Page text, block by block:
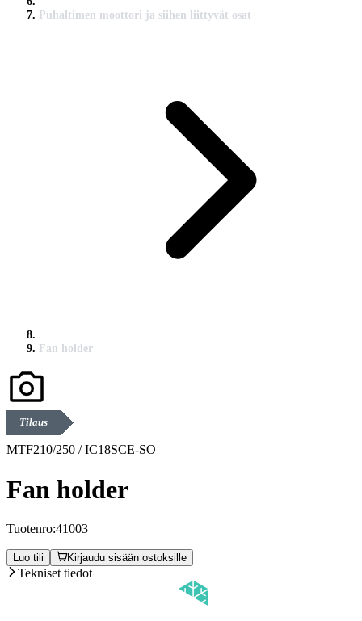
Puhaltimen moottori ja siihen liittyvät osat
Fan holder
Tilaus
MTF210/250 / IC18SCE-SO
Fan holder
Tuotenro:41003
Luo tili Kirjaudu sisään ostoksille
Tekniset tiedot